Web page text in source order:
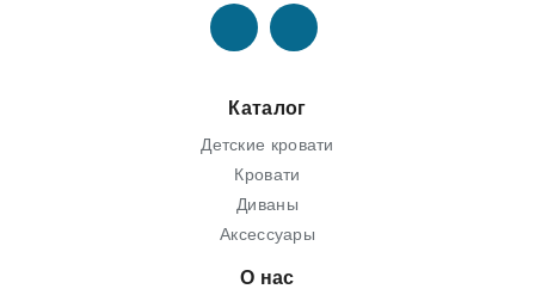
Каталог
Детские кровати
Кровати
Диваны
Аксессуары
О нас